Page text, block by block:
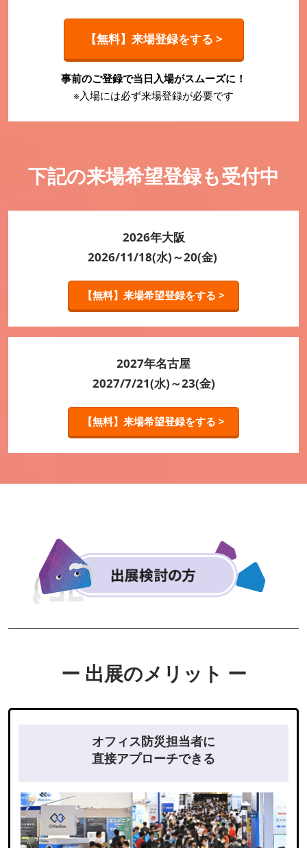
【無料】来場登録をする >
事前のご登録で当日入場がスムーズに！
※入場には必ず来場登録が必要です
下記の来場希望登録も受付中
2026年大阪
2026/11/18(水)～20(金)
【無料】来場希望登録をする >
2027年名古屋
2027/7/21(水)～23(金)
【無料】来場希望登録をする >
ー 出展のメリット ー
オフィス防災担当者に
直接アプローチできる